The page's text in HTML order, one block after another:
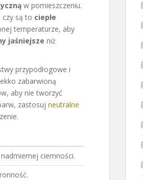
w pomieszczeniu.
czy są to ciepłe
temperaturze, aby
jaśniejsze niż
przypodłogowe i
zabarwioną
aby nie tworzyć
zastosuj neutralne
ciemności.